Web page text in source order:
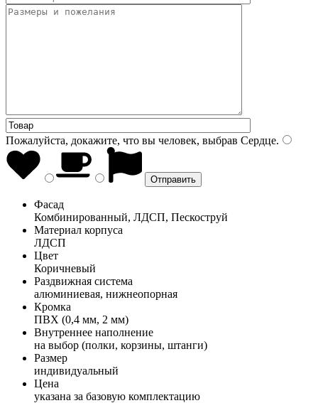
Пожалуйста, докажите, что вы человек, выбрав Сердце.
Фасад
Комбинированный, ЛДСП, Пескоструй
Материал корпуса
ЛДСП
Цвет
Коричневый
Раздвижная система
алюминиевая, нижнеопорная
Кромка
ПВХ (0,4 мм, 2 мм)
Внутреннее наполнение
на выбор (полки, корзины, штанги)
Размер
индивидуальный
Цена
указана за базовую комплектацию